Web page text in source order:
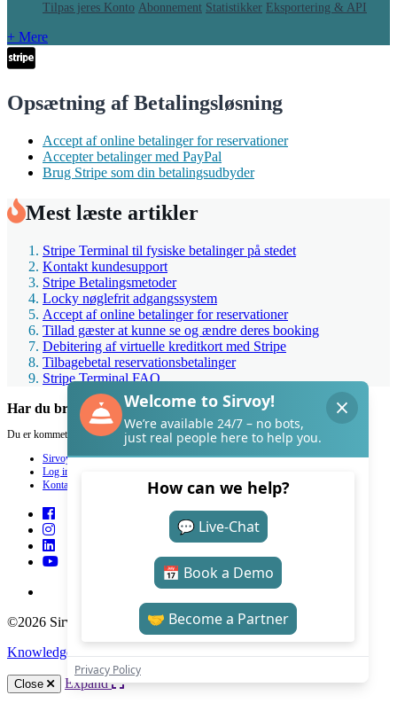
Tilpas jeres Konto Abonnement Statistikker Eksportering & API
+ Mere
Opsætning af Betalingsløsning
Accept af online betalinger for reservationer
Accepter betalinger med PayPal
Brug Stripe som din betalingsudbyder
Mest læste artikler
Stripe Terminal til fysiske betalinger på stedet
Kontakt kundesupport
Stripe Betalingsmetoder
Locky nøglefrit adgangssystem
Accept af online betalinger for reservationer
Tillad gæster at kunne se og ændre deres booking
Debitering af virtuelle kreditkort med Stripe
Tilbagebetal reservationsbetalinger
Stripe Terminal FAQ
Har du brug for hjælp med Sirvoy?
Du er kommet til det helt rette sted.
Sirvoy
Log ind
Kontakt
©2026 Sirvoy . All Rights reserved.
Knowledge Base Software
Close Expand